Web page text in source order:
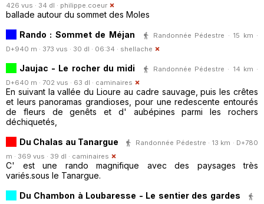
426 vus · 34 dl · philippe.coeur
ballade autour du sommet des Moles
Rando : Sommet de Méjan
Randonnée Pédestre · 15 km ·
D+940 m · 373 vus · 30 dl · 06:34 · shellache
Jaujac - Le rocher du midi
Randonnée Pédestre · 14 km ·
D+640 m · 702 vus · 63 dl · caminaires
En suivant la vallée du Lioure au cadre sauvage, puis les crêtes
et leurs panoramas grandioses, pour une redescente entourés
de fleurs de genêts et d' aubépines parmi les rochers
déchiquetés,
Du Chalas au Tanargue
Randonnée Pédestre · 13 km · D+780
m · 369 vus · 39 dl · caminaires
C' est une rando magnifique avec des paysages très
variés.sous le Tanargue.
Du Chambon à Loubaresse - Le sentier des gardes